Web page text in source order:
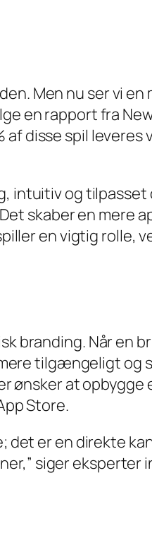
Men nu ser vi en
en rapport fra
disse spil leveres
intuitiv og
skaber en mere
en vigtig rolle,
branding. Når en
tilgængeligt og
ønsker at opbygge
Store.
det er en direkte
siger eksperter